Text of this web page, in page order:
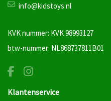
info@kidstoys.nl
KVK nummer: KVK 98993127
btw-nummer: NL868737811B01
Klantenservice